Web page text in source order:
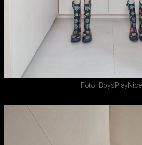
Foto: BoysPlayNice